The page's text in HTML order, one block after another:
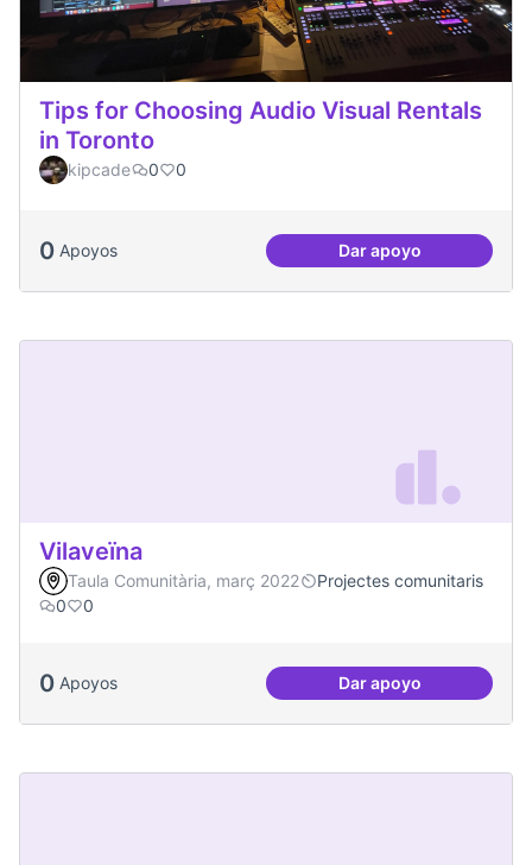
Tips for Choosing Audio Visual Rentals
in Toronto
kipcade 0 0
0 Apoyos Dar apoyoTips for Choosing
Vilaveïna
Taula Comunitària, març 2022
Projectes comunitaris
0
0
0 Apoyos Dar apoyo
Vilaveïna